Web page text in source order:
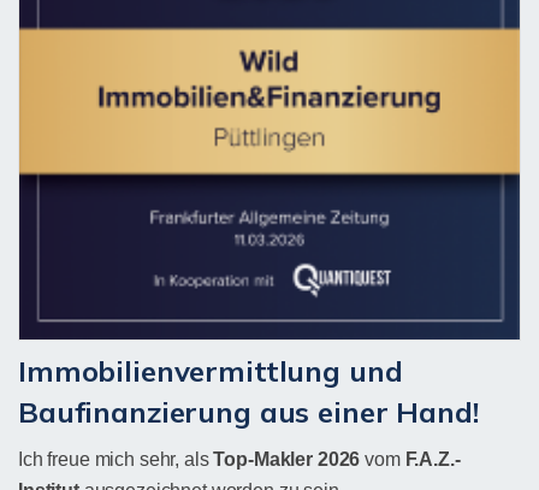
Immobilienvermittlung und
Baufinanzierung aus einer Hand!
Ich freue mich sehr, alsTop-Makler 2026vom F.A.Z.-